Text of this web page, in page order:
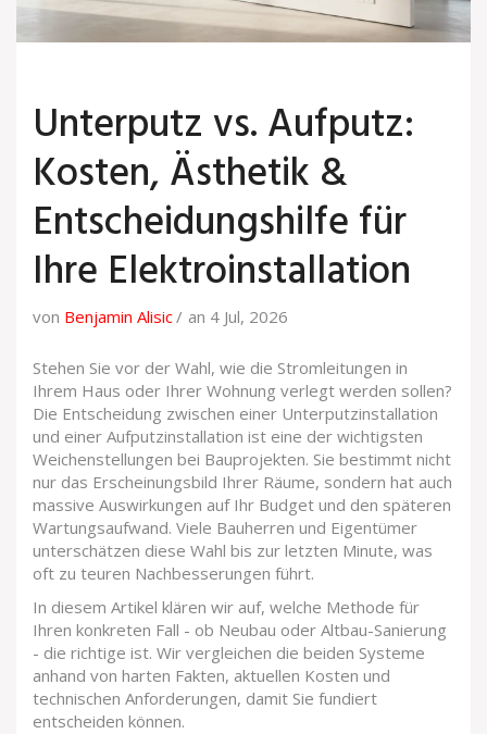
Unterputz vs. Aufputz:
Kosten, Ästhetik &
Entscheidungshilfe für
Ihre Elektroinstallation
von Benjamin Alisic an 4 Jul, 2026
Stehen Sie vor der Wahl, wie die Stromleitungen in
Ihrem Haus oder Ihrer Wohnung verlegt werden sollen?
Die Entscheidung zwischen einer Unterputzinstallation
und einer Aufputzinstallation ist eine der wichtigsten
Weichenstellungen bei Bauprojekten. Sie bestimmt nicht
nur das Erscheinungsbild Ihrer Räume, sondern hat auch
massive Auswirkungen auf Ihr Budget und den späteren
Wartungsaufwand. Viele Bauherren und Eigentümer
unterschätzen diese Wahl bis zur letzten Minute, was
oft zu teuren Nachbesserungen führt.
In diesem Artikel klären wir auf, welche Methode für
Ihren konkreten Fall - ob Neubau oder Altbau-Sanierung
- die richtige ist. Wir vergleichen die beiden Systeme
anhand von harten Fakten, aktuellen Kosten und
technischen Anforderungen, damit Sie fundiert
entscheiden können.